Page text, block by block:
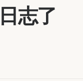
志了